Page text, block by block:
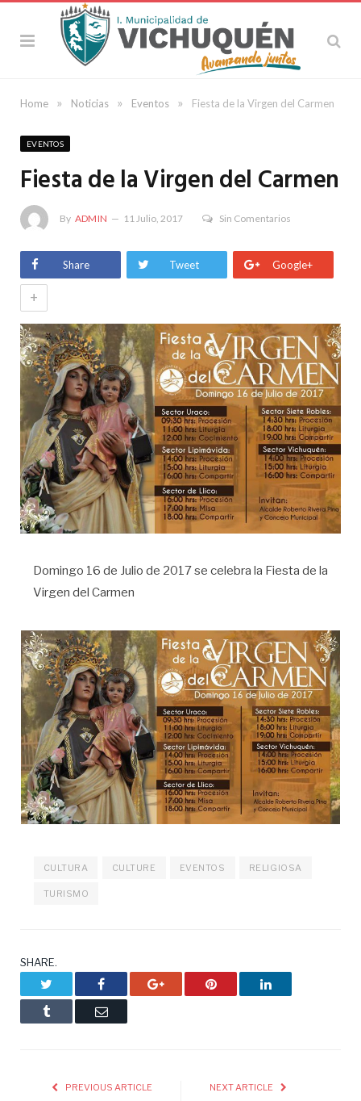
Home » Noticias » Eventos » Fiesta de la Virgen del Carmen
EVENTOS
Fiesta de la Virgen del Carmen
By ADMIN 11 Julio, 2017 Sin Comentarios
Share Tweet Google+
+
Domingo 16 de Julio de 2017 se celebra la Fiesta de la
Virgen del Carmen
CULTURA CULTURE EVENTOS RELIGIOSA
TURISMO
SHARE.
Facebook Google+ Pinterest LinkedIn
Tumblr Email
PREVIOUS ARTICLE NEXT ARTICLE